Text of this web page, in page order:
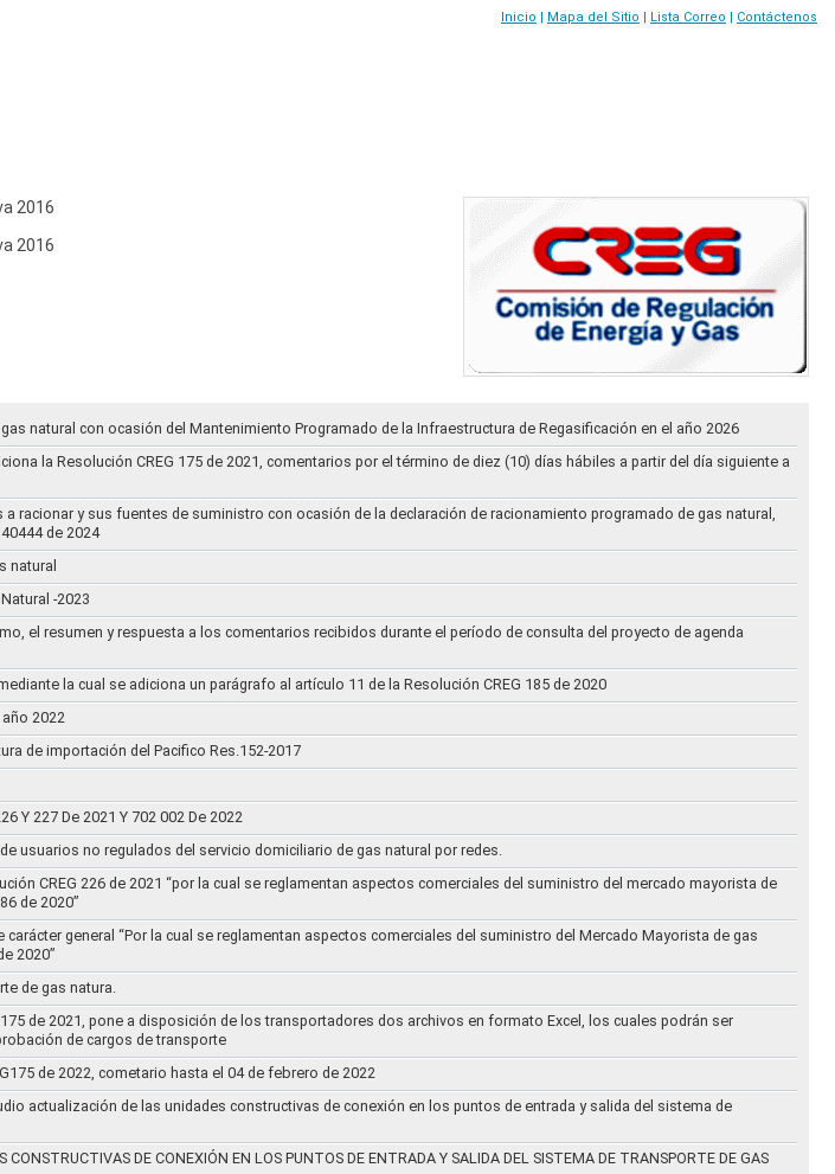
Inicio | Mapa del Sitio | Lista Correo | Contáctenos
2016
2016
natural con ocasión del Mantenimiento Programado de la Infraestructura de Regasificación en el año 2026
la Resolución CREG 175 de 2021, comentarios por el término de diez (10) días hábiles a partir del día siguiente a
racionar y sus fuentes de suministro con ocasión de la declaración de racionamiento programado de gas natural,
de 2024
natural
-2023
el resumen y respuesta a los comentarios recibidos durante el período de consulta del proyecto de agenda
la cual se adiciona un parágrafo al artículo 11 de la Resolución CREG 185 de 2020
2022
de importación del Pacifico Res.152-2017
Y 227 De 2021 Y 702 002 De 2022
usuarios no regulados del servicio domiciliario de gas natural por redes.
CREG 226 de 2021 “por la cual se reglamentan aspectos comerciales del suministro del mercado mayorista de
de 2020”
general “Por la cual se reglamentan aspectos comerciales del suministro del Mercado Mayorista de gas
2020”
de gas natura.
de 2021, pone a disposición de los transportadores dos archivos en formato Excel, los cuales podrán ser
de cargos de transporte
de 2022, cometario hasta el 04 de febrero de 2022
actualización de las unidades constructivas de conexión en los puntos de entrada y salida del sistema de
DE CONEXIÓN EN LOS PUNTOS DE ENTRADA Y SALIDA DEL SISTEMA DE TRANSPORTE DE GAS